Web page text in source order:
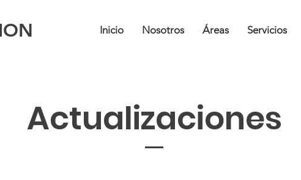
Inicio Nosotros Áreas Servicios
Actualizaciones